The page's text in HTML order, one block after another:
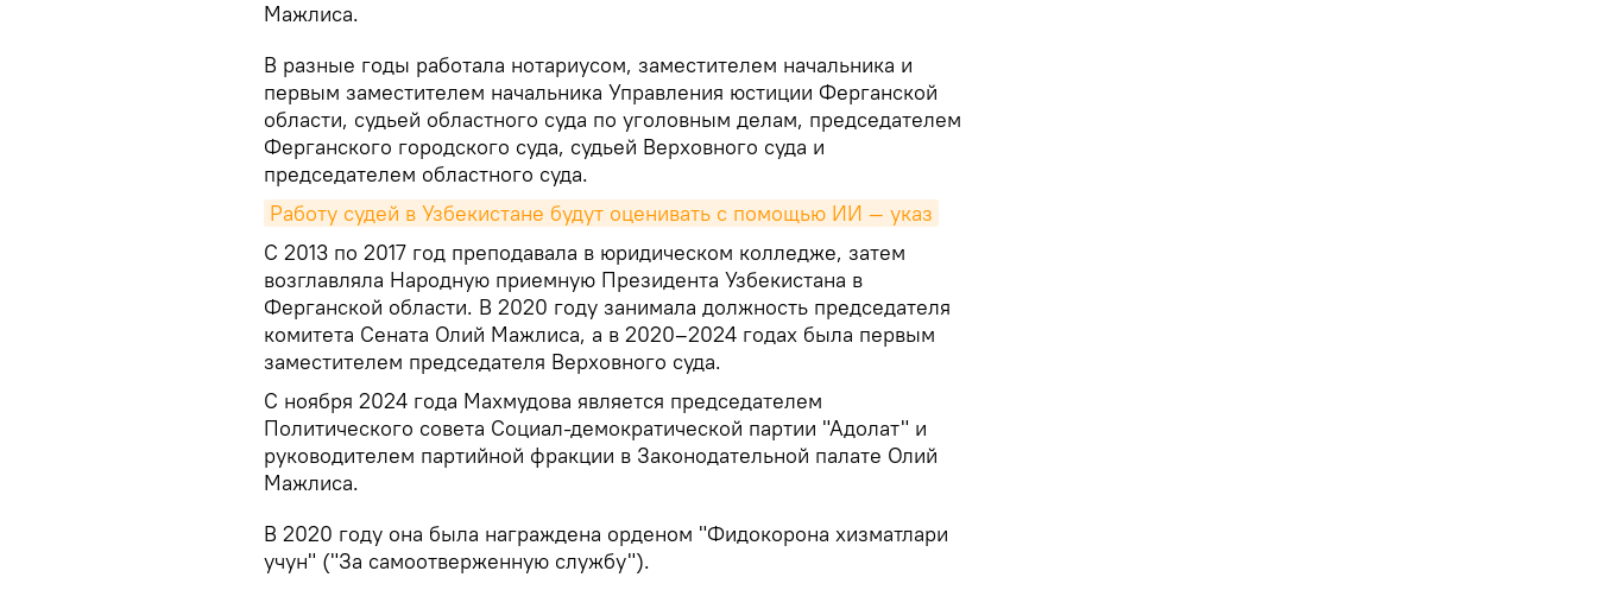
Мажлиса.
В разные годы работала нотариусом, заместителем начальника и
первым заместителем начальника Управления юстиции Ферганской
области, судьей областного суда по уголовным делам, председателем
Ферганского городского суда, судьей Верховного суда и
председателем областного суда.
Работу судей в Узбекистане будут оценивать с помощью ИИ — указ
С 2013 по 2017 год преподавала в юридическом колледже, затем
возглавляла Народную приемную Президента Узбекистана в
Ферганской области. В 2020 году занимала должность председателя
комитета Сената Олий Мажлиса, а в 2020–2024 годах была первым
заместителем председателя Верховного суда.
С ноября 2024 года Махмудова является председателем
Политического совета Социал-демократической партии "Адолат" и
руководителем партийной фракции в Законодательной палате Олий
Мажлиса.
В 2020 году она была награждена орденом "Фидокорона хизматлари
учун" ("За самоотверженную службу").